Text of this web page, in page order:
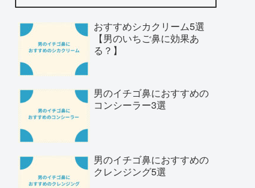
おすすめシカクリーム5選
【男のいちご鼻に効果あ
る？】
男のイチゴ鼻におすすめの
コンシーラー3選
男のイチゴ鼻におすすめの
クレンジング5選